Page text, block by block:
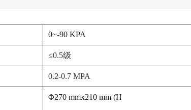
0~-90 KPA
≤0.5级
0.2-0.7 MPA
Φ270 mmx210 mm (H